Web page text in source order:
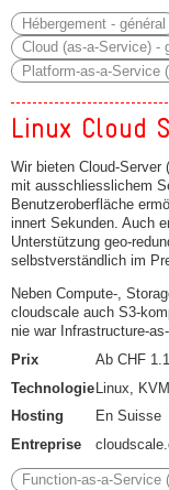
Hébergement - général
Cloud (as-a-Service) -
Platform-as-a-Service
Linux Cloud
Wir bieten Cloud-Server
mit ausschliesslichem
Benutzeroberfläche
innert Sekunden. Auch
Unterstützung geo-
selbstverständlich im
Neben Compute-,
cloudscale auch S3-
nie war Infrastructure-
Prix
Ab CHF
TechnologieLinux,
Hosting
En Suisse
Entreprise
Function-as-a-Service